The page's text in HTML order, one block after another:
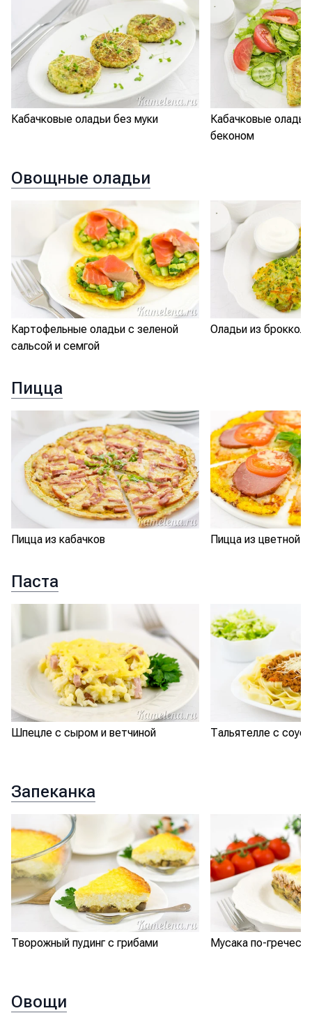
Кабачковые оладьи без муки
Кабачковые
беконом
Овощные оладьи
Картофельные оладьи с зеленой
сальсой и семгой
Оладьи из брокколи
Пицца
Пицца из кабачков Пицца из цветной
Паста
Шпецле с сыром и ветчиной Тальятелле с
Запеканка
Творожный пудинг с грибами Мусака по-гречески
Овощи